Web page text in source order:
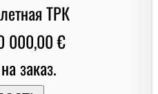
000,00 €
заказ.